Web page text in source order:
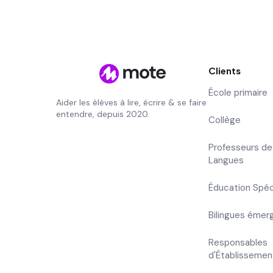
Aider les élèves à lire, écrire & se faire
entendre, depuis 2020.
Clients
École primaire
Collège
Professeurs de
Langues
Éducation
Bilingues
Responsables